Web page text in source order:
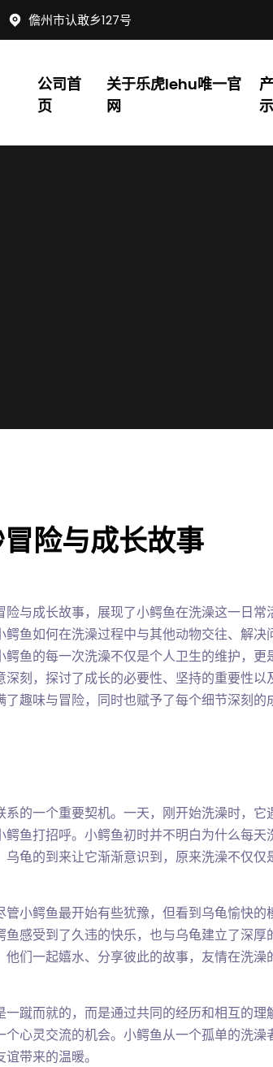
儋州市认敢乡127号
公司首
页
关于乐虎lehu唯一官
网
示
险与成长故事
与成长故事，展现了小鳄鱼在洗澡这一日常
鱼如何在洗澡过程中与其他动物交往、解决
鱼的每一次洗澡不仅是个人卫生的维护，更
刻，探讨了成长的必要性、坚持的重要性以
趣味与冒险，同时也赋予了每个细节深刻的
的一个重要契机。一天，刚开始洗澡时，它
鱼打招呼。小鳄鱼初时并不明白为什么每天
龟的到来让它渐渐意识到，原来洗澡不仅仅
小鳄鱼最开始有些犹豫，但看到乌龟愉快的
感受到了久违的快乐，也与乌龟建立了深厚
们一起嬉水、分享彼此的故事，友情在洗澡
蹴而就的，而是通过共同的经历和相互的理
心灵交流的机会。小鳄鱼从一个孤单的洗澡
带来的温暖。